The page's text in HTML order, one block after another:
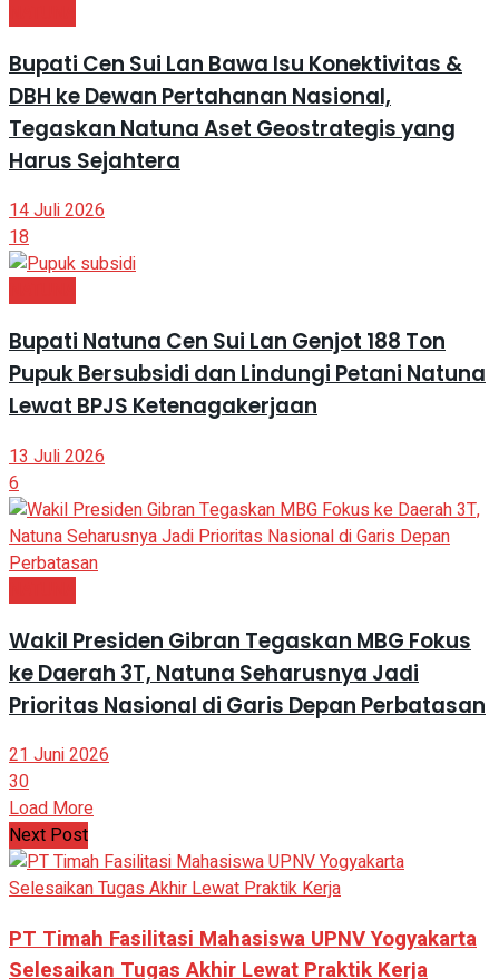
Bupati Cen Sui Lan Bawa Isu Konektivitas &
DBH ke Dewan Pertahanan Nasional,
Tegaskan Natuna Aset Geostrategis yang
Harus Sejahtera
14 Juli 2026
18
Bupati Natuna Cen Sui Lan Genjot 188 Ton
Pupuk Bersubsidi dan Lindungi Petani Natuna
Lewat BPJS Ketenagakerjaan
13 Juli 2026
6
Wakil Presiden Gibran Tegaskan MBG Fokus
ke Daerah 3T, Natuna Seharusnya Jadi
Prioritas Nasional di Garis Depan Perbatasan
21 Juni 2026
30
Load More
Next Post
PT Timah Fasilitasi Mahasiswa UPNV Yogyakarta
Selesaikan Tugas Akhir Lewat Praktik Kerja